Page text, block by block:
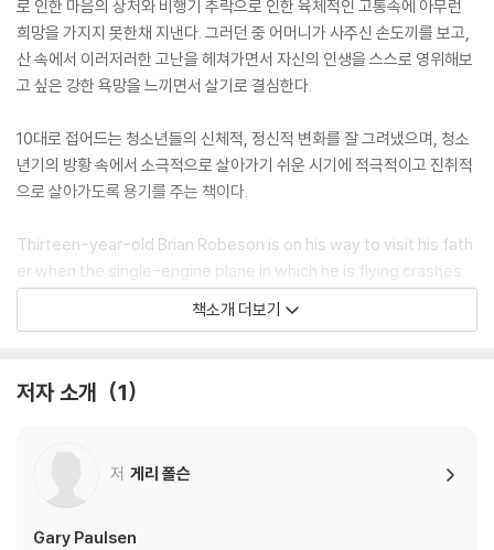
로 인한 마음의 상처와 비행기 추락으로 인한 육체적인 고통속에 아무런
희망을 가지지 못한채 지낸다. 그러던 중 어머니가 사주신 손도끼를 보고,
산 속에서 이러저러한 고난을 헤쳐가면서 자신의 인생을 스스로 영위해보
고 싶은 강한 욕망을 느끼면서 살기로 결심한다.
10대로 접어드는 청소년들의 신체적, 정신적 변화를 잘 그려냈으며, 청소
년기의 방황 속에서 소극적으로 살아가기 쉬운 시기에 적극적이고 진취적
으로 살아가도록 용기를 주는 책이다.
Thirteen-year-old Brian Robeson is on his way to visit his fath
er when the single-engine plane in which he is flying crashes.
Suddenly, Brian finds himself alone in the Canadian wilderness
with nothing but a tattered Windbreaker and the hatchet his
has been tearing him apart since his parent's divorce. But now
Brian has no time for anger, self pity, or despair -- it will take al
For twenty years Gary Paulsen's award-winning contemporar
y classic has been the survival story with which all others are c
책소개 더보기
저자 소개 1
저 게리 폴슨
Gary Paulsen